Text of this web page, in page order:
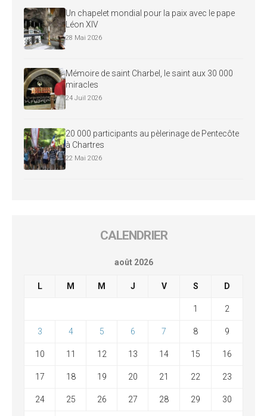
Un chapelet mondial pour la paix avec le pape
Léon XIV
28 Mai 2026
Mémoire de saint Charbel, le saint aux 30 000
miracles
24 Juil 2026
20 000 participants au pèlerinage de Pentecôte
à Chartres
22 Mai 2026
CALENDRIER
août 2026
L M M J V S D
1 2
3 4 5 6 7 8 9
10 11 12 13 14 15 16
17 18 19 20 21 22 23
24 25 26 27 28 29 30